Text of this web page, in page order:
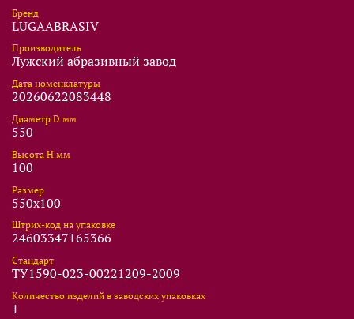
Бренд
LUGAABRASIV
Производитель
Лужский абразивный завод
Дата номенклатуры
20260622083448
Диаметр D мм
550
Высота Н мм
100
Размер
550x100
Штрих-код на упаковке
24603347165366
Стандарт
ТУ1590-023-00221209-2009
Количество изделий в заводских упаковках
1